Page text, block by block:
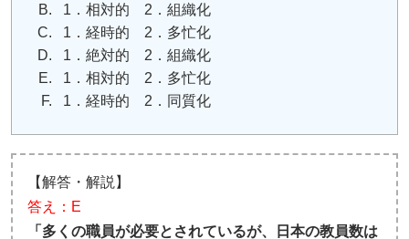
1．相対的 2．組織化
1．経時的 2．多忙化
1．絶対的 2．組織化
1．相対的 2．多忙化
1．経時的 2．同質化
【解答・解説】
答え：E
「多くの職員が必要とされているが、日本の教員数は